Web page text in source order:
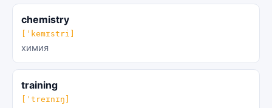
chemistry
[ˈkemɪstri]
химия
training
[ˈtreɪnɪŋ]